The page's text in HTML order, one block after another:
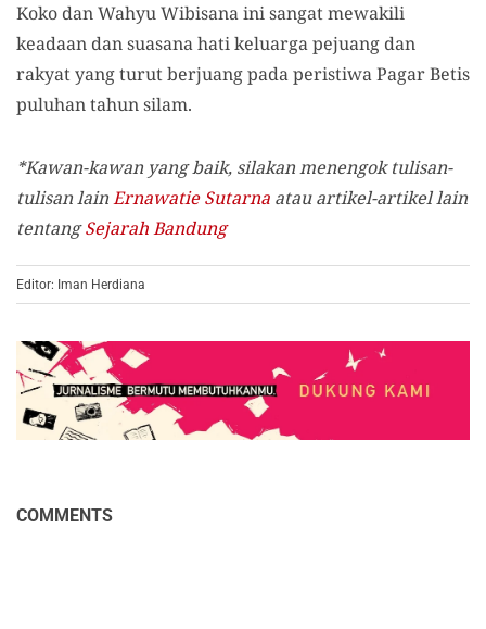
Koko dan Wahyu Wibisana ini sangat mewakili
keadaan dan suasana hati keluarga pejuang dan
rakyat yang turut berjuang pada peristiwa Pagar Betis
puluhan tahun silam.
*Kawan-kawan yang baik, silakan menengok tulisan-
tulisan lainErnawatie Sutarna atau artikel-artikel lain
tentangSejarah Bandung
Editor: Iman Herdiana
COMMENTS